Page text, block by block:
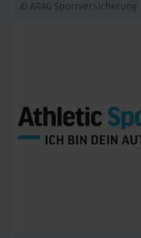
© ARAG Sportversicherung